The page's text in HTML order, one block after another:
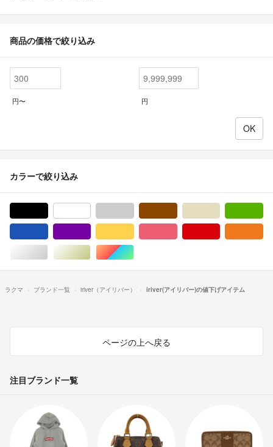
商品の価格で絞り込み
円〜 円
カラーで絞り込み
シルバー/銀色系ゴールド/金色系マルチカラー
ラクマ ブランド一覧 iriver（アイリバー） iriver(アイリバー)の値下げアイテム
ページの上へ戻る
注目ブランド一覧